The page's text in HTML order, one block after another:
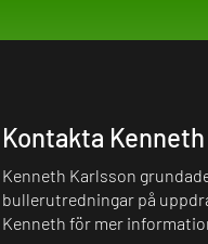
Kontakta
Kenneth Karlsson
bullerutredningar på
Kenneth för mer